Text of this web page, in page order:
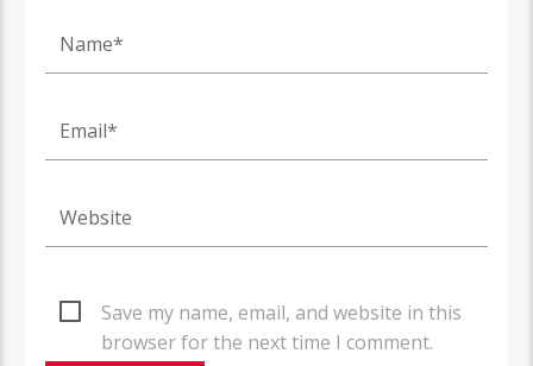
Save my name, email, and website in this
browser for the next time I comment.